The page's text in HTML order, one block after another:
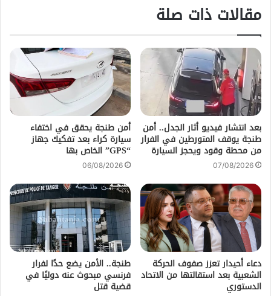
مقالات ذات صلة
بعد انتشار فيديو أثار الجدل.. أمن
طنجة يوقف المتورطين في الفرار
من محطة وقود ويحجز السيارة
07/08/2026
أمن طنجة يحقق في اختفاء
سيارة كراء بعد تفكيك جهاز
“GPS” الخاص بها
06/08/2026
دعاء أحيدار تعزز صفوف الحركة
الشعبية بعد استقالتها من الاتحاد
الدستوري
طنجة.. الأمن يضع حدًا لفرار
فرنسي مبحوث عنه دوليًا في
قضية قتل